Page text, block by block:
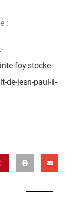
:
foy-stocke-
de-jean-paul-ii-